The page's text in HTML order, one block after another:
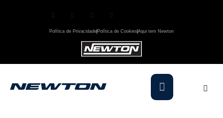
Política de Privacidade Política de Cookies Aqui tem Newton